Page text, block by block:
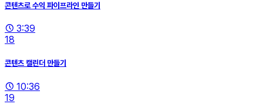
콘텐츠로 수익 파이프라인 만들기
3:39
18
콘텐츠 캘린더 만들기
10:36
19